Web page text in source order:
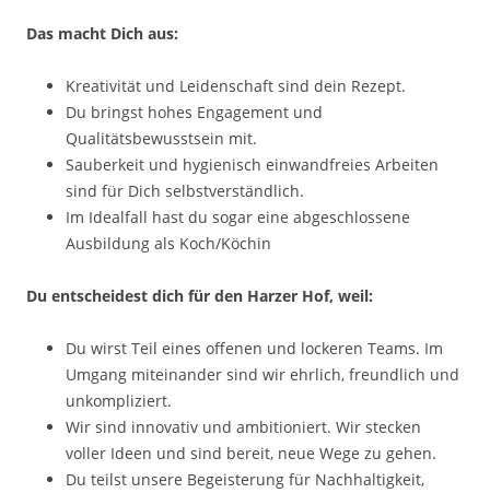
Das macht Dich aus:
Kreativität und Leidenschaft sind dein Rezept.
Du bringst hohes Engagement und
Qualitätsbewusstsein mit.
Sauberkeit und hygienisch einwandfreies Arbeiten
sind für Dich selbstverständlich.
Im Idealfall hast du sogar eine abgeschlossene
Ausbildung als Koch/Köchin
Du entscheidest dich für den Harzer Hof, weil:
Du wirst Teil eines offenen und lockeren Teams. Im
Umgang miteinander sind wir ehrlich, freundlich und
unkompliziert.
Wir sind innovativ und ambitioniert. Wir stecken
voller Ideen und sind bereit, neue Wege zu gehen.
Du teilst unsere Begeisterung für Nachhaltigkeit,